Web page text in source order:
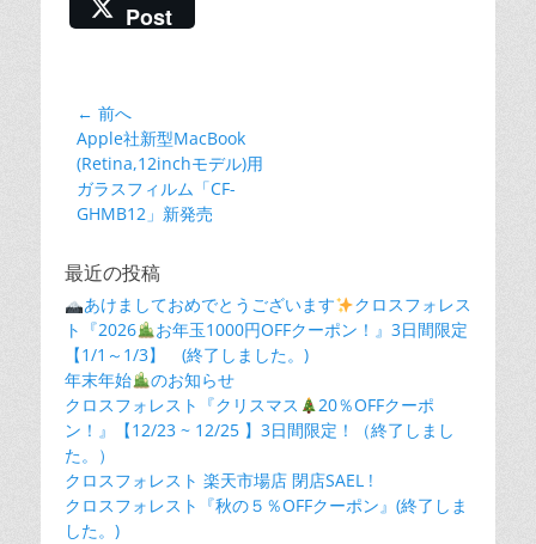
Post
投
稿
ナ
ビ
ー
シ
ョ
ン
← 前へ
前
の
投
稿:
Apple社新型MacBook
(Retina,12inchモデル)用
ガラスフィルム「CF-
GHMB12」新発売
最近の投稿
あけましておめでとうございます
クロスフォレス
ト『2026
お年玉1000円OFFクーポン！』3日間限定
【1/1～1/3】 (終了しました。)
年末年始
のお知らせ
クロスフォレスト『クリスマス
20％OFFクーポ
ン！』【12/23 ~ 12/25 】3日間限定！（終了しまし
た。）
クロスフォレスト 楽天市場店 閉店SAEL !
クロスフォレスト『秋の５％OFFクーポン』(終了しま
した。)